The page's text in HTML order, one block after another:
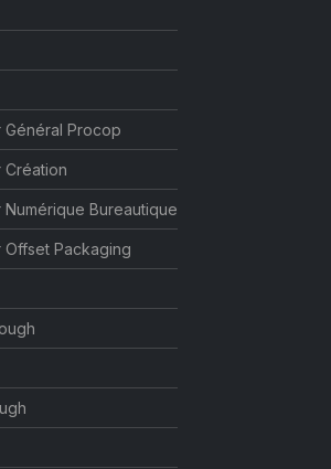
Général Procop
Création
Bureautique
Offset Packaging